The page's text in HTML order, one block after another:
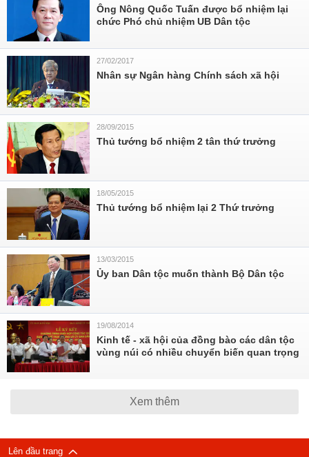
Ông Nông Quốc Tuấn được bổ nhiệm lại
chức Phó chủ nhiệm UB Dân tộc
27/02/2017
Nhân sự Ngân hàng Chính sách xã hội
28/09/2015
Thủ tướng bổ nhiệm 2 tân thứ trưởng
18/05/2015
Thủ tướng bổ nhiệm lại 2 Thứ trưởng
13/03/2015
Ủy ban Dân tộc muốn thành Bộ Dân tộc
19/08/2014
Kinh tế - xã hội của đồng bào các dân tộc
vùng núi có nhiều chuyển biến quan trọng
Xem thêm
Lên đầu trang